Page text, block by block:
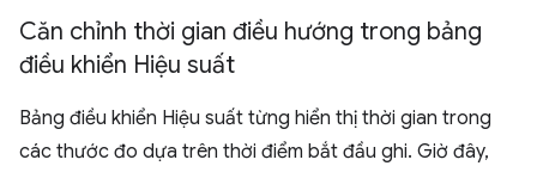
Căn chỉnh thời gian điều hướng trong bảng
điều khiển Hiệu suất
Bảng điều khiển Hiệu suất từng hiển thị thời gian trong
các thước đo dựa trên thời điểm bắt đầu ghi. Giờ đây,